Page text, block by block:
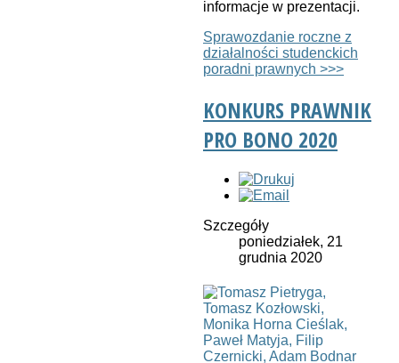
informacje w prezentacji.
Sprawozdanie roczne z
działalności studenckich
poradni prawnych >>>
KONKURS PRAWNIK
PRO BONO 2020
Szczegóły
poniedziałek, 21
grudnia 2020